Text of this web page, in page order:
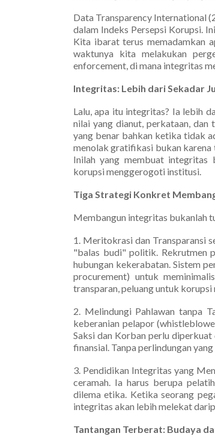
Data Transparency International
dalam Indeks Persepsi Korupsi.
Kita ibarat terus memadamkan
waktunya kita melakukan
enforcement, di mana integritas
Integritas: Lebih dari Sekadar
Lalu, apa itu integritas? Ia lebih
nilai yang dianut, perkataan, dan
yang benar bahkan ketika tidak
menolak gratifikasi bukan karena
Inilah yang membuat integritas
korupsi menggerogoti institusi.
Tiga Strategi Konkret
Membangun integritas bukanlah
1. Meritokrasi dan Transparansi
"balas budi" politik. Rekrutmen
hubungan kekerabatan. Sistem
procurement) untuk
transparan, peluang untuk korupsi
2. Melindungi Pahlawan tanpa
keberanian pelapor
Saksi dan Korban perlu diperkuat
finansial. Tanpa perlindungan
3. Pendidikan Integritas yang
ceramah. Ia harus berupa
dilema etika. Ketika seorang
integritas akan lebih melekat
Tantangan Terberat: Budaya